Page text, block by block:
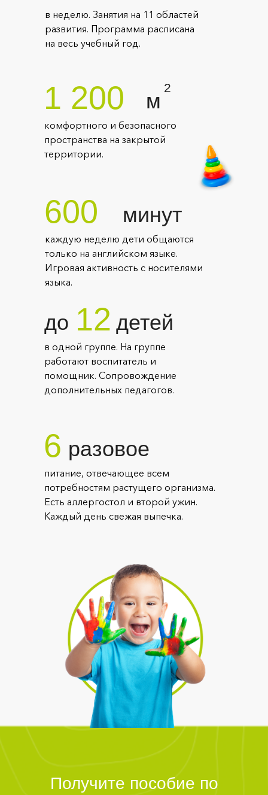
1 200 м
комфортного и безопасного
пространства на закрытой
территории.
12 детей
в одной группе. На группе
работают воспитатель и
помощник. Сопровождение
дополнительных педагогов.
2
до
в неделю. Занятия на 11 областей
развития. Программа расписана
на весь учебный год.
600 минут
каждую неделю дети общаются
только на английском языке.
Игровая активность с носителями
языка.
6 разовое
питание, отвечающее всем
потребностям растущего организма.
Есть аллергостол и второй ужин.
Каждый день свежая выпечка.
Получите пособие по